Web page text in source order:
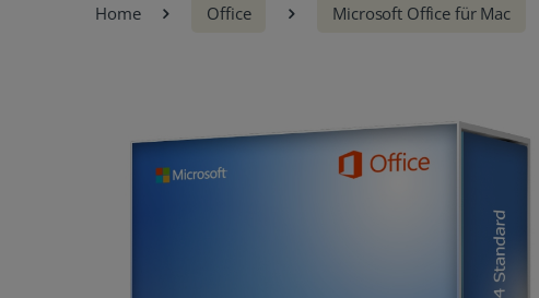
Home Office Microsoft Office für Mac